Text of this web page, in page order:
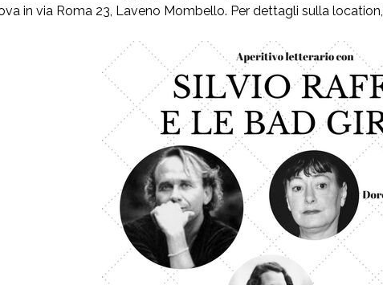
in via Roma 23, Laveno Mombello. Per dettagli sulla